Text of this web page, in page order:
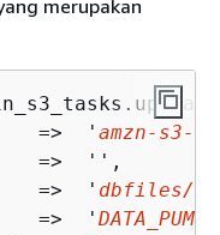
merupakan
=>  '
amzn-s3-
=>  '',
=>  '
dbfiles/
=>  '